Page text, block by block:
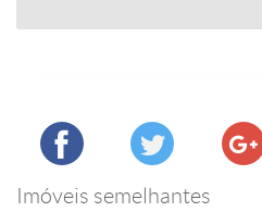
Imóveis semelhantes